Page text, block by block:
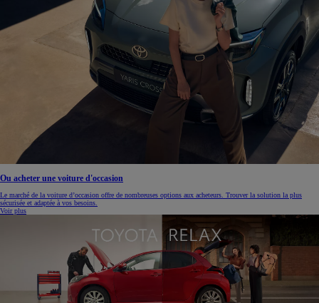
Ou acheter une voiture d'occasion
Le marché de la voiture d’occasion offre de nombreuses options aux acheteurs. Trouver la solution la plus
sécurisée et adaptée à vos besoins.
Voir plus